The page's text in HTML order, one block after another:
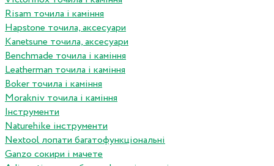
Risam точила і каміння
Hapstone точила, аксесуари
Kanetsune точила, аксесуари
Benchmade точила і каміння
Leatherman точила і каміння
Boker точила і каміння
Morakniv точила і каміння
Інструменти
Naturehike інструменти
Nextool лопати багатофункціональні
Ganzo сокири і мачете